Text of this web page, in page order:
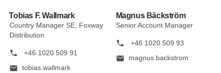
Tobias F. Wallmark
Country Manager SE, Foxway
Distribution
phone +46 1020 509 91
mail tobias.wallmark
Magnus Bäckström
Senior Account Manager
phone +46 1020 509 93
mail magnus.backstrom